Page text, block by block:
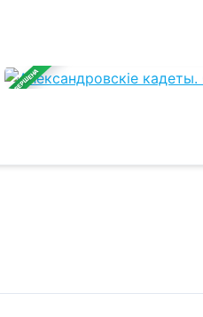
ЗАВЕРШЕНА